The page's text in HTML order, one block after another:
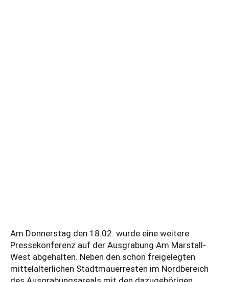
Am Donnerstag den 18.02. wurde eine weitere
Pressekonferenz auf der Ausgrabung Am Marstall-
West abgehalten. Neben den schon freigelegten
mittelalterlichen Stadtmauerresten im Nordbereich